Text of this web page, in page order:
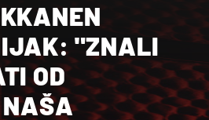
"ZNALI
OD
NAŠA